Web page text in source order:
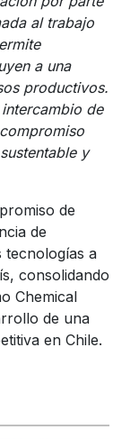
al trabajo
a una
productivos.
de
y
de
de
tecnologías a
consolidando
Chemical
de una
en Chile.